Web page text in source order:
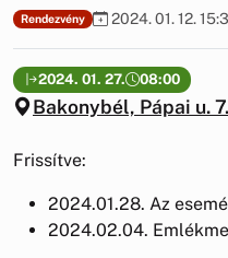
Rendezvény 2024. 01. 12.
2024. 01. 27. 08:00
Bakonybél, Pápai u.
Frissítve:
2024.01.28. Az
2024.02.04.